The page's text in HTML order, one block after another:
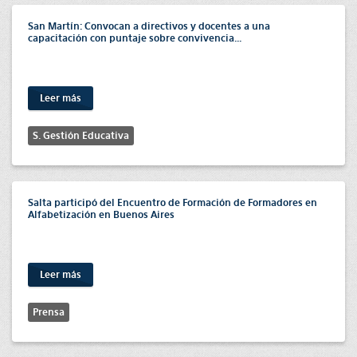
San Martín: Convocan a directivos y docentes a una
capacitación con puntaje sobre convivencia...
Leer más
S. Gestión Educativa
Salta participó del Encuentro de Formación de Formadores en
Alfabetización en Buenos Aires
Leer más
Prensa